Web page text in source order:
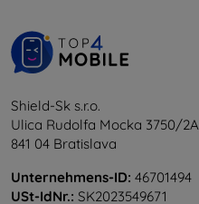
Shield-Sk s.r.o.
Ulica Rudolfa Mocka 3750/2A
841 04 Bratislava
Unternehmens-ID: 46701494
USt-IdNr.: SK2023549671